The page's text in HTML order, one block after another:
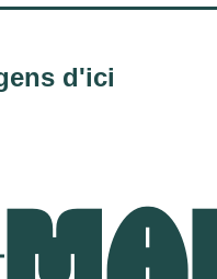
d'ici